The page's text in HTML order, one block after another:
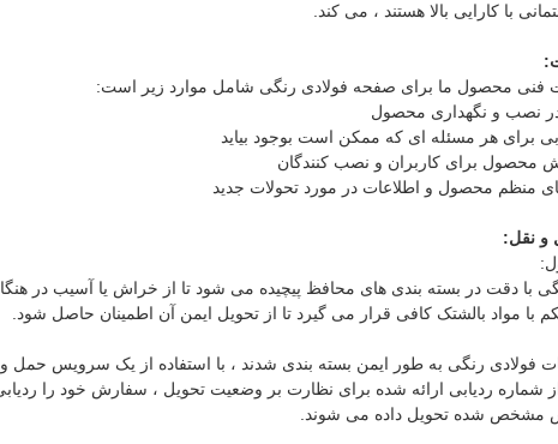
با کارایی بالا هستند ، می کند.
فنی محصول ما برای صفحه فولادی رنگی شامل موارد زیر است:
نصب و نگهداری محصول
برای هر مسئله ای که ممکن است بوجود بیاید
محصول برای کاربران و نصب کنندگان
منظم محصول و اطلاعات در مورد تحولات جدید
و نقل:
با دقت در بسته بندی های محافظ پیچیده می شود تا از خراش یا آسیب در
با مواد بالشتک کافی قرار می گیرد تا از تحویل ایمن آن اطمینان حاصل شود.
فولادی رنگی به طور ایمن بسته بندی شدند ، با استفاده از یک سرویس حمل
از شماره ردیابی ارائه شده برای نظارت بر وضعیت تحویل ، سفارش خود را
مشخص شده تحویل داده می شوند.